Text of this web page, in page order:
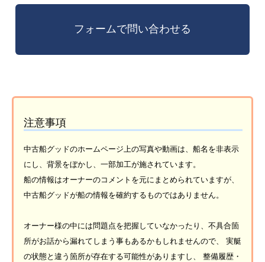
注意事項
中古船グッドのホームページ上の写真や動画は、船名を非表示
にし、背景をぼかし、一部加工が施されています。
船の情報はオーナーのコメントを元にまとめられていますが、
中古船グッドが船の情報を確約するものではありません。
オーナー様の中には問題点を把握していなかったり、不具合箇
所がお話から漏れてしまう事もあるかもしれませんので、 実艇
の状態と違う箇所が存在する可能性がありますし、 整備履歴・